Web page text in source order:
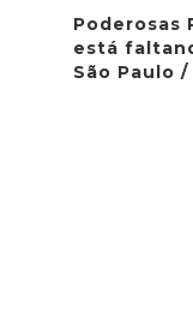
Poderosas
está
São Paulo